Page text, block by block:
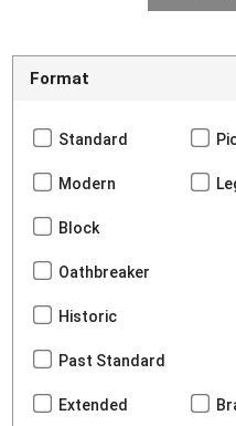
Format
Standard
Modern
Block
Oathbreaker
Historic
Past Standard
Extended